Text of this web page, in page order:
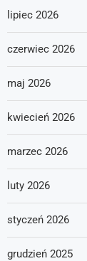
lipiec 2026
czerwiec 2026
maj 2026
kwiecień 2026
marzec 2026
luty 2026
styczeń 2026
grudzień 2025